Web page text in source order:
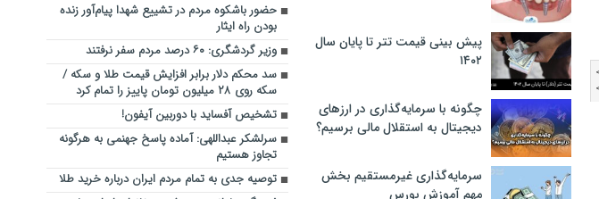
پیش بینی قیمت تتر تا پایان سال
۱۴۰۲
چگونه با سرمایه‌گذاری در ارزهای
دیجیتال به استقلال مالی برسیم؟
سرمایه‌گذاری غیرمستقیم بخش
مهم آموزش بورس
حضور باشکوه مردم در تشییع شهدا پیام‌آور زنده
بودن راه ایثار
وزیر گردشگری: ۶۰ درصد مردم سفر نرفتند
سد محکم دلار برابر افزایش قیمت طلا و سکه /
سکه روی ۲۸ میلیون تومان پاییز را تمام کرد
تشخیص آفساید با دوربین آیفون!
سرلشکر عبداللهی: آماده پاسخ‌ جهنمی به هرگونه
تجاوز هستیم
توصیه جدی به تمام مردم ایران درباره خرید طلا